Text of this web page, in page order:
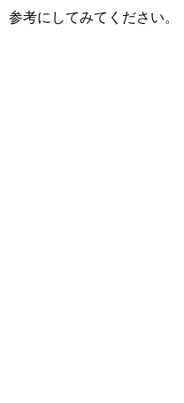
参考にしてみてください。